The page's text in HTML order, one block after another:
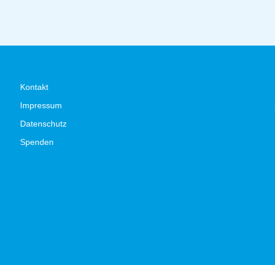
Kontakt
Impressum
Datenschutz
Spenden